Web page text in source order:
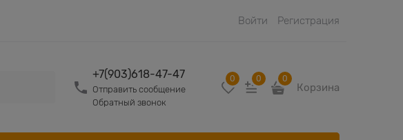
Войти Регистрация
+7(903)618-47-47
Отправить сообщение
Обратный звонок
0 0 0
Корзина